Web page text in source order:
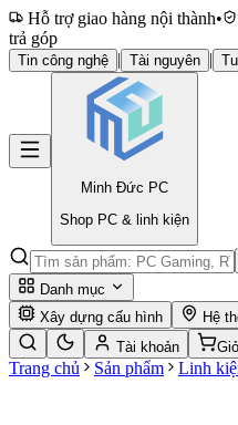
Hỗ trợ giao hàng nội thành•
trả góp
Tin công nghệ | Tài nguyên |
Minh Đức PC
Shop PC & linh kiện
Danh mục
Xây dựng cấu hình
Hệ
Tài khoản
Trang chủ Sản phẩm Linh